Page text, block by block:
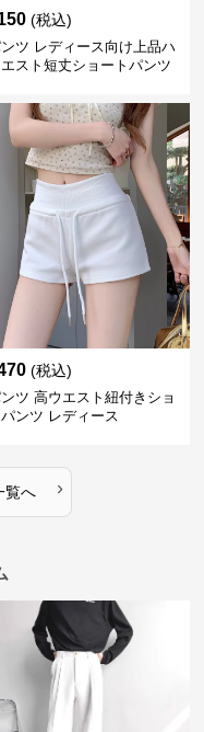
(税込)
ツ レディース向け上品ハ
スト短丈ショートパンツ
(税込)
ツ 高ウエスト紐付きショ
ンツ レディース
覧へ ›